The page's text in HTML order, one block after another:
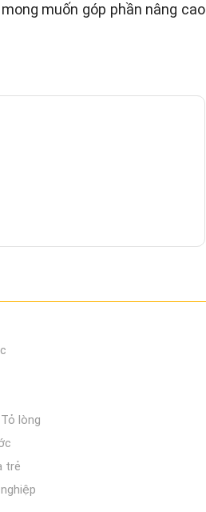
muốn góp phần nâng cao
lòng
trẻ